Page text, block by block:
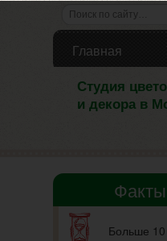
Главная
Студия
и декора в
Больше 10